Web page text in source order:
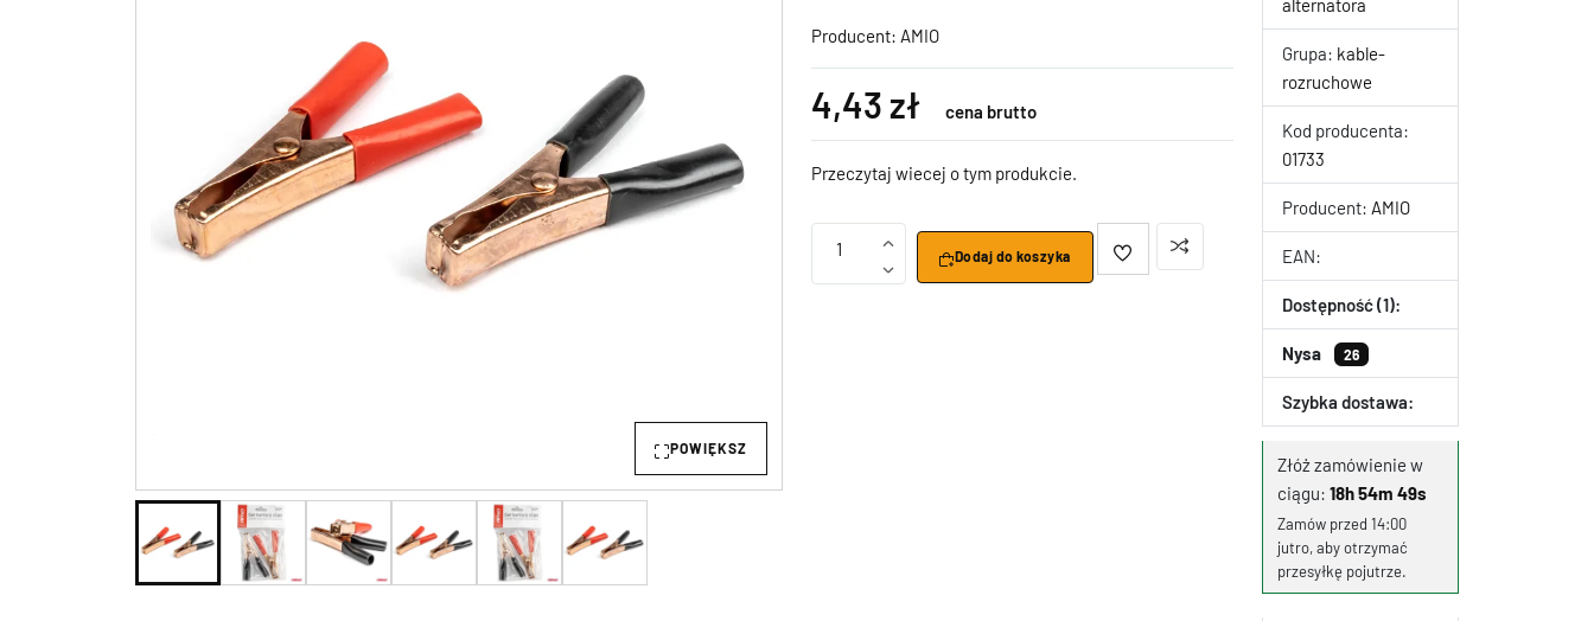
POWIĘKSZ
Producent: AMIO
4,43 zł cena brutto
Przeczytaj wiecej o tym produkcie.
1 Dodaj do koszyka
alternatora
Grupa: kable-
rozruchowe
Kod producenta:
01733
Producent: AMIO
EAN:
Dostępność (1):
Nysa 26
Szybka dostawa:
Złóż zamówienie w
ciągu: 18h 54m 49s
Zamów przed 14:00
jutro, aby otrzymać
przesyłkę pojutrze.